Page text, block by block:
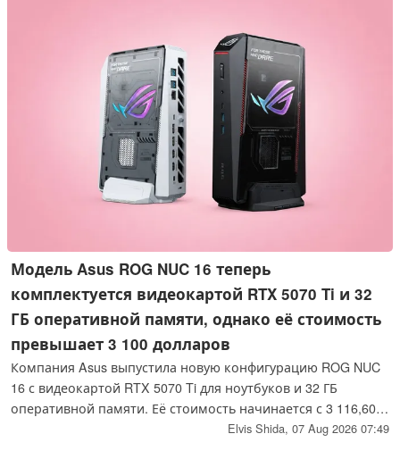
Модель Asus ROG NUC 16 теперь
комплектуется видеокартой RTX 5070 Ti и 32
ГБ оперативной памяти, однако её стоимость
превышает 3 100 долларов
Компания Asus выпустила новую конфигурацию ROG NUC
16 с видеокартой RTX 5070 Ti для ноутбуков и 32 ГБ
оперативной памяти. Её стоимость начинается с 3 116,60
долларов, что позволяет ей занять нишу между моделями
Elvis Shida, 07 Aug 2026 07:49